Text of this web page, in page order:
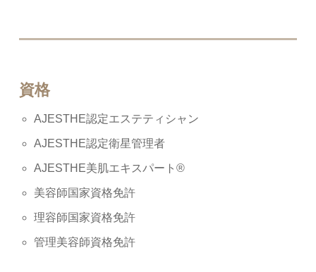
資格
AJESTHE認定エステティシャン
AJESTHE認定衛星管理者
AJESTHE美肌エキスパート®
美容師国家資格免許
理容師国家資格免許
管理美容師資格免許